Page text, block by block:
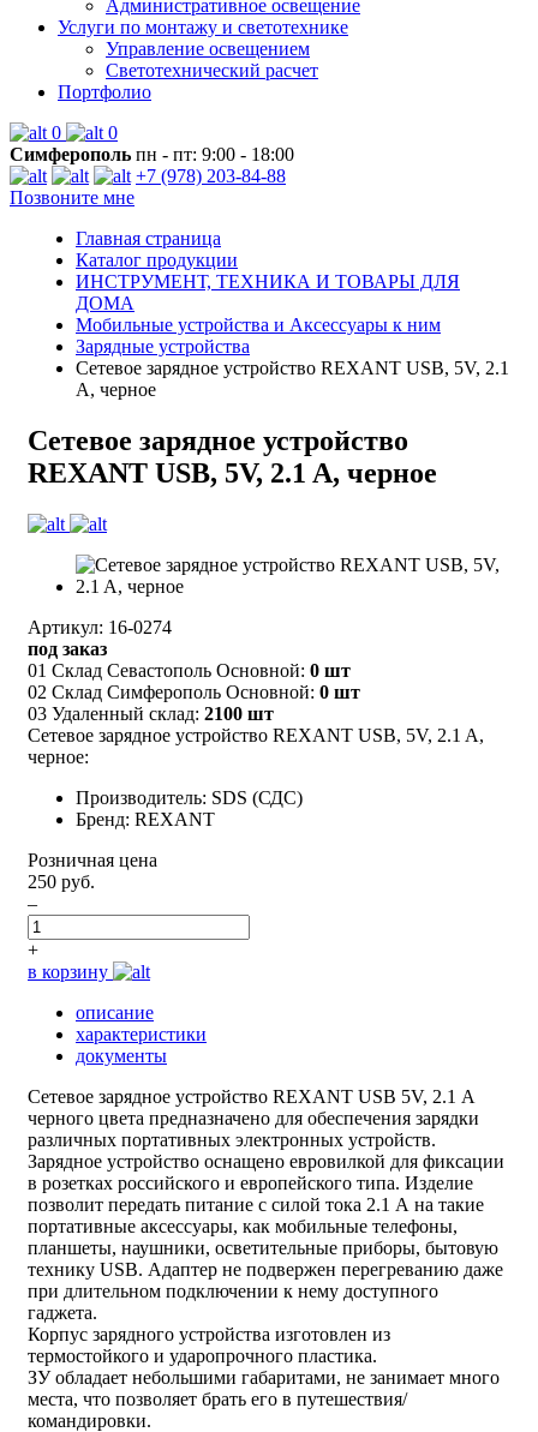
Административное освещение
Услуги по монтажу и светотехнике
Управление освещением
Светотехнический расчет
Портфолио
0
0
Симферополь пн - пт: 9:00 - 18:00
+7 (978) 203-84-88
Позвоните мне
Главная страница
Каталог продукции
ИНСТРУМЕНТ, ТЕХНИКА И ТОВАРЫ ДЛЯ
ДОМА
Мобильные устройства и Аксессуары к ним
Зарядные устройства
Сетевое зарядное устройство REXANT USB, 5V, 2.1
A, черное
Сетевое зарядное устройство
REXANT USB, 5V, 2.1 A, черное
Артикул: 16-0274
под заказ
01 Склад Севастополь Основной: 0 шт
02 Склад Симферополь Основной: 0 шт
03 Удаленный склад: 2100 шт
Сетевое зарядное устройство REXANT USB, 5V, 2.1 A,
черное:
Производитель: SDS (СДС)
Бренд: REXANT
Розничная цена
250 руб.
–
+
в корзину
описание
характеристики
документы
Сетевое зарядное устройство REXANT USB 5V, 2.1 А
черного цвета предназначено для обеспечения зарядки
различных портативных электронных устройств.
Зарядное устройство оснащено евровилкой для фиксации
в розетках российского и европейского типа. Изделие
позволит передать питание с силой тока 2.1 А на такие
портативные аксессуары, как мобильные телефоны,
планшеты, наушники, осветительные приборы, бытовую
технику USB. Адаптер не подвержен перегреванию даже
при длительном подключении к нему доступного
гаджета.
Корпус зарядного устройства изготовлен из
термостойкого и ударопрочного пластика.
ЗУ обладает небольшими габаритами, не занимает много
места, что позволяет брать его в путешествия/
командировки.